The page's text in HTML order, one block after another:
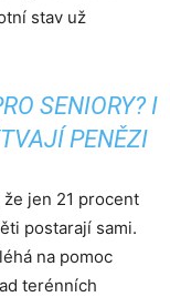
stav už
SENIORY? I
PENĚZI
jen 21 procent
postarají sami.
na pomoc
terénních